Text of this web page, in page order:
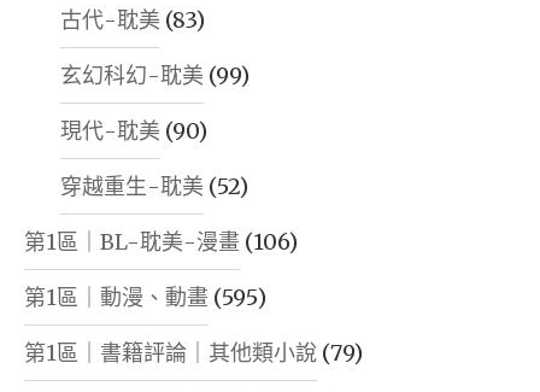
古代-耽美 (83)
玄幻科幻-耽美 (99)
現代-耽美 (90)
穿越重生-耽美 (52)
第1區｜BL-耽美-漫畫 (106)
第1區｜動漫、動畫 (595)
第1區｜書籍評論｜其他類小說 (79)